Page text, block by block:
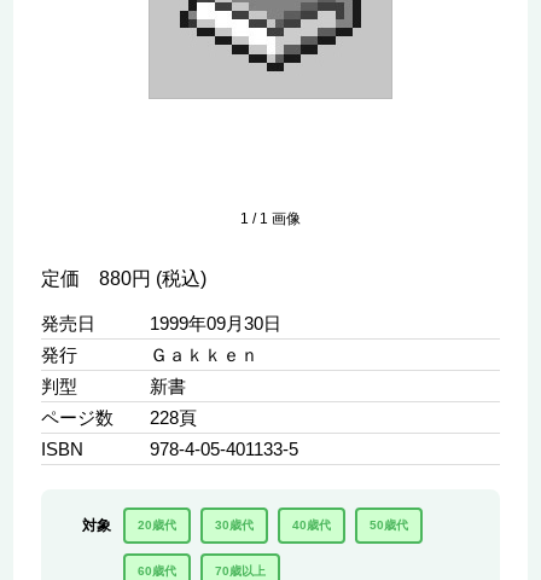
1 / 1 画像
定価 880円 (税込)
発売日
1999年09月30日
発行
Ｇａｋｋｅｎ
判型
新書
ページ数
228頁
ISBN
978-4-05-401133-5
対象 20歳代 30歳代 40歳代 50歳代
60歳代 70歳以上